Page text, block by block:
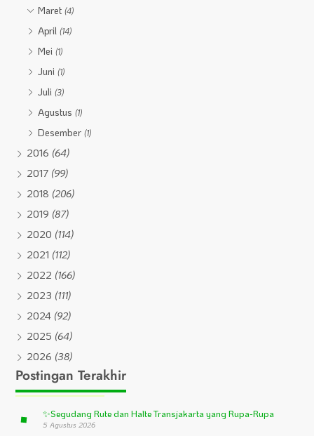
Maret(4)
April(14)
Mei(1)
Juni(1)
Juli(3)
Agustus(1)
Desember(1)
2016 (64)
2017 (99)
2018 (206)
2019 (87)
2020 (114)
2021 (112)
2022 (166)
2023 (111)
2024 (92)
2025 (64)
2026 (38)
Postingan Terakhir
✨Segudang Rute dan Halte Transjakarta yang Rupa-Rupa
5 Agustus 2026